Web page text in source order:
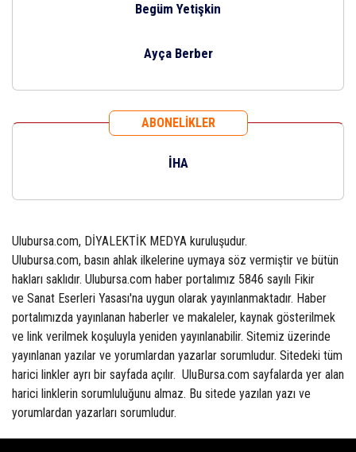
Begüm Yetişkin
Ayça Berber
ABONELİKLER
İHA
Ulubursa.com, DİYALEKTİK MEDYA kuruluşudur.
Ulubursa.com, basın ahlak ilkelerine uymaya söz vermiştir ve bütün
hakları saklıdır. Ulubursa.com haber portalımız 5846 sayılı Fikir
ve Sanat Eserleri Yasası'na uygun olarak yayınlanmaktadır. Haber
portalımızda yayınlanan haberler ve makaleler, kaynak gösterilmek
ve link verilmek koşuluyla yeniden yayınlanabilir. Sitemiz üzerinde
yayınlanan yazılar ve yorumlardan yazarlar sorumludur. Sitedeki tüm
harici linkler ayrı bir sayfada açılır. UluBursa.com sayfalarda yer alan
harici linklerin sorumluluğunu almaz. Bu sitede yazılan yazı ve
yorumlardan yazarları sorumludur.